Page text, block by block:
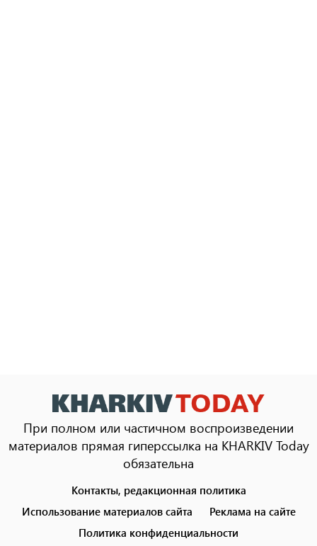
При полном или частичном воспроизведении
материалов прямая гиперссылка на KHARKIV Today
обязательна
menu
Контакты, редакционная политика
Использование материалов сайта
Реклама на сайте
Политика конфиденциальности